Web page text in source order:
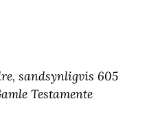
sandsynligvis 605
Testamente